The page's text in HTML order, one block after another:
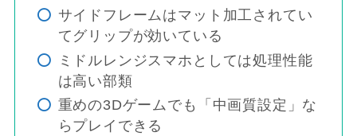
サイドフレームはマット加工されてい
てグリップが効いている
ミドルレンジスマホとしては処理性能
は高い部類
重めの3Dゲームでも「中画質設定」な
らプレイできる